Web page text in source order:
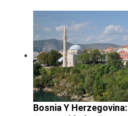
Bosnia Y